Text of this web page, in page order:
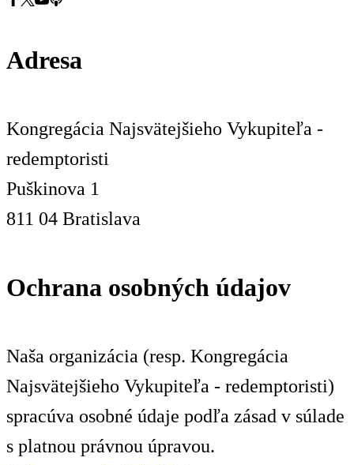
Adresa
Kongregácia Najsvätejšieho Vykupiteľa -
redemptoristi
Puškinova 1
811 04 Bratislava
Ochrana osobných údajov
Naša organizácia (resp. Kongregácia
Najsvätejšieho Vykupiteľa - redemptoristi)
spracúva osobné údaje podľa zásad v súlade
s platnou právnou úpravou.